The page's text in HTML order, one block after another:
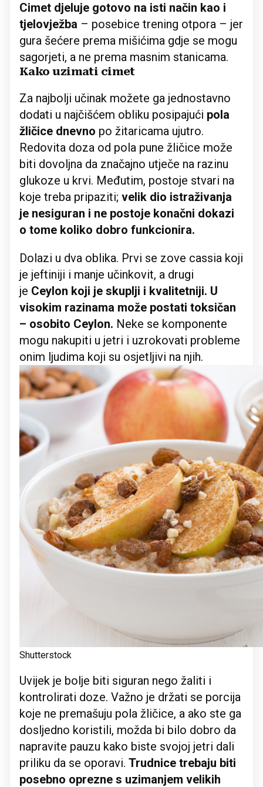
Cimet djeluje gotovo na isti način kao i
tjelovježba – posebice trening otpora – jer
gura šećere prema mišićima gdje se mogu
sagorjeti, a ne prema masnim stanicama.
Kako uzimati cimet
Za najbolji učinak možete ga jednostavno
dodati u najčišćem obliku posipajući pola
žličice dnevno po žitaricama ujutro.
Redovita doza od pola pune žličice može
biti dovoljna da značajno utječe na razinu
glukoze u krvi. Međutim, postoje stvari na
koje treba pripaziti; velik dio istraživanja
je nesiguran i ne postoje konačni dokazi
o tome koliko dobro funkcionira.
Dolazi u dva oblika. Prvi se zove cassia koji
je jeftiniji i manje učinkovit, a drugi
je Ceylon koji je skuplji i kvalitetniji. U
visokim razinama može postati toksičan
– osobito Ceylon. Neke se komponente
mogu nakupiti u jetri i uzrokovati probleme
onim ljudima koji su osjetljivi na njih.
Shutterstock
Uvijek je bolje biti siguran nego žaliti i
kontrolirati doze. Važno je držati se porcija
koje ne premašuju pola žličice, a ako ste ga
dosljedno koristili, možda bi bilo dobro da
napravite pauzu kako biste svojoj jetri dali
priliku da se oporavi. Trudnice trebaju biti
posebno oprezne s uzimanjem velikih